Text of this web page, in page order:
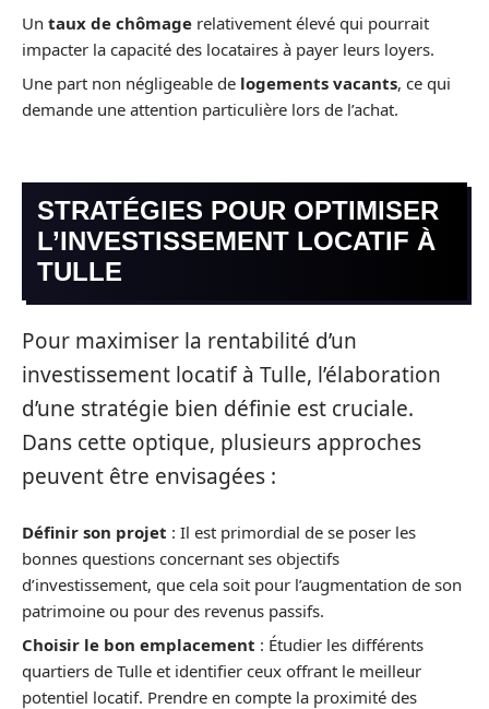
Un taux de chômage relativement élevé qui pourrait
impacter la capacité des locataires à payer leurs loyers.
Une part non négligeable de logements vacants, ce qui
demande une attention particulière lors de l’achat.
STRATÉGIES POUR OPTIMISER
L’INVESTISSEMENT LOCATIF À
TULLE
Pour maximiser la rentabilité d’un
investissement locatif à Tulle, l’élaboration
d’une stratégie bien définie est cruciale.
Dans cette optique, plusieurs approches
peuvent être envisagées :
Définir son projet : Il est primordial de se poser les
bonnes questions concernant ses objectifs
d’investissement, que cela soit pour l’augmentation de son
patrimoine ou pour des revenus passifs.
Choisir le bon emplacement : Étudier les différents
quartiers de Tulle et identifier ceux offrant le meilleur
potentiel locatif. Prendre en compte la proximité des